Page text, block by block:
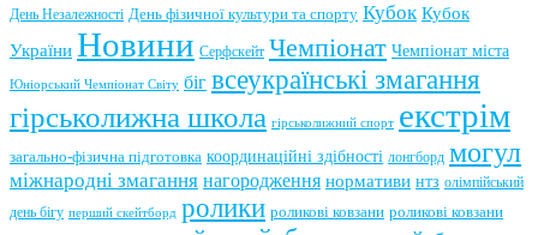
День Незалежності День фізичної культури та спорту Кубок Кубок
України Новини Серфскейт Чемпіонат Чемпіонат міста
Юніорський Чемпіонат Світу біг всеукраїнські змагання
гірськолижна школа гірськолижний спорт екстрім
загально-фізична підготовка координаційні здібності лонгборд могул
міжнародні змагання нагородження нормативи нтз олімпійський
день бігу перший скейтборд ролики роликові ковзани роликові ковзани